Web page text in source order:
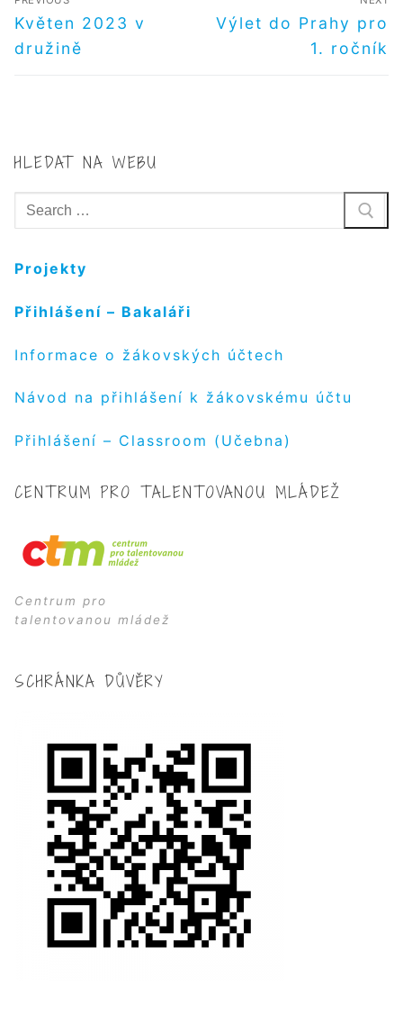
PRO
PŘÍSPĚVEK
Předchozí
příspěvek
Květen 2023 v
družině
Další
Výlet do Prahy pro
1. ročník
HLEDAT NA WEBU
Hledat:
Projekty
Přihlášení – Bakaláři
Informace o žákovských účtech
Návod na přihlášení k žákovskému účtu
Přihlášení – Classroom (Učebna)
CENTRUM PRO TALENTOVANOU MLÁDEŽ
Centrum pro
talentovanou mládež
SCHRÁNKA DŮVĚRY